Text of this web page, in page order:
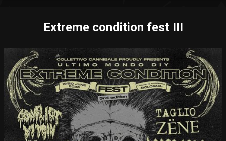
Extreme condition fest III